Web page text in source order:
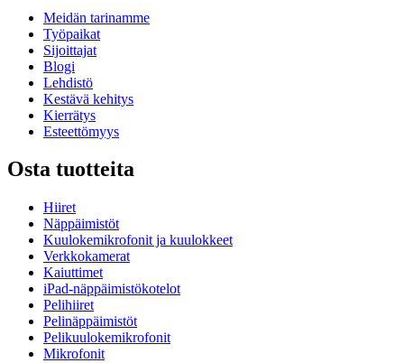
Meidän tarinamme
Työpaikat
Sijoittajat
Blogi
Lehdistö
Kestävä kehitys
Kierrätys
Esteettömyys
Osta tuotteita
Hiiret
Näppäimistöt
Kuulokemikrofonit ja kuulokkeet
Verkkokamerat
Kaiuttimet
iPad-näppäimistökotelot
Pelihiiret
Pelinäppäimistöt
Pelikuulokemikrofonit
Mikrofonit